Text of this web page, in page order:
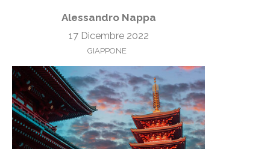
Alessandro Nappa
17 Dicembre 2022
GIAPPONE